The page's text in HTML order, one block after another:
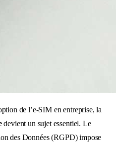
de l’e-SIM en entreprise, la
devient un sujet essentiel. Le
des Données (RGPD) impose